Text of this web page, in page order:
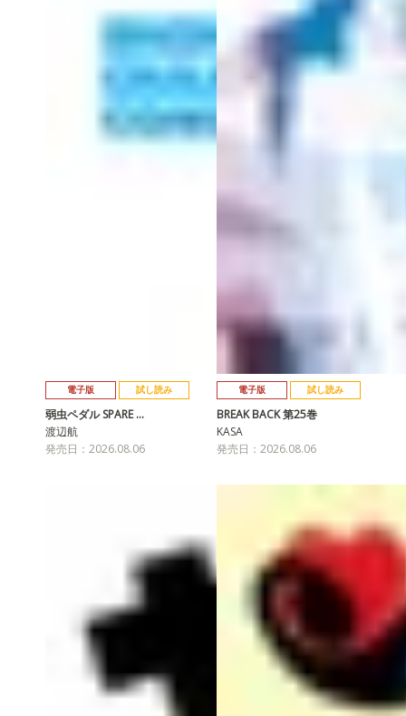
電子版 試し読み
弱虫ペダル SPARE …
渡辺航
発売日：2026.08.06
電子版 試し読み
BREAK BACK 第25巻
KASA
発売日：2026.08.06